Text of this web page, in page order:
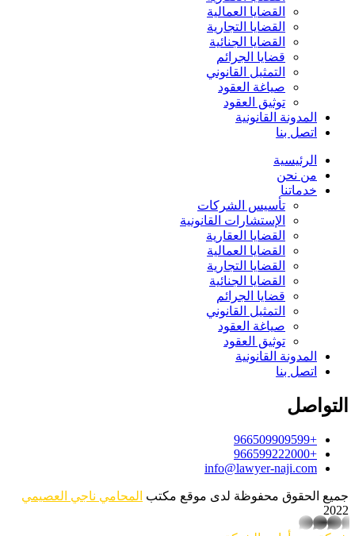
القضايا العمالية
القضايا التجارية
القضايا الجنائية
قضايا الجرائم
التمثيل القانوني
صياغة العقود
توثيق العقود
المدونة القانونية
اتصل بنا
الرئيسية
من نحن
خدماتنا
تأسيس الشركات
الإستشارات القانونية
القضايا العقارية
القضايا العمالية
القضايا التجارية
القضايا الجنائية
قضايا الجرائم
التمثيل القانوني
صياغة العقود
توثيق العقود
المدونة القانونية
اتصل بنا
التواصل
+966509909599
+966599222000
info@lawyer-naji.com
جميع الحقوق محفوظة لدى موقع مكتب المحامي ناجي العصيمي
2022
whatsapp